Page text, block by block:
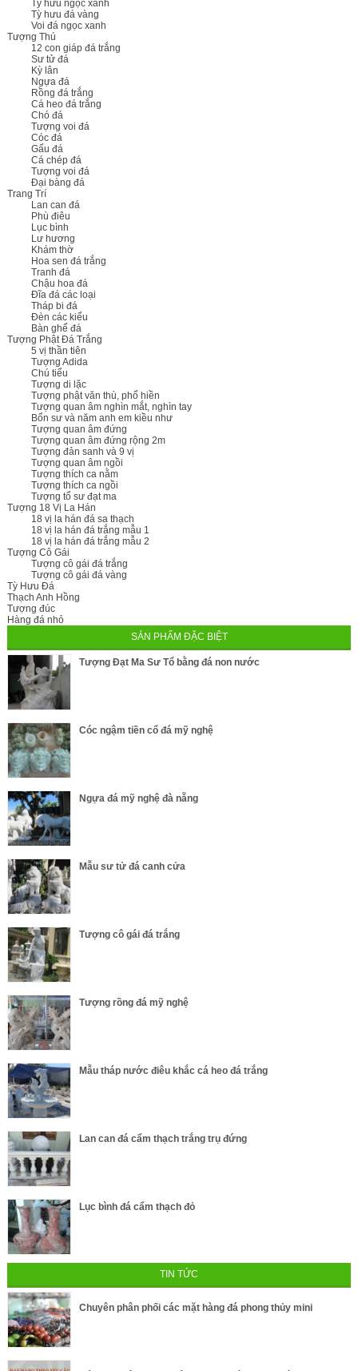
Tỳ hưu ngọc xanh
Tỳ hưu đá vàng
Voi đá ngọc xanh
Tượng Thú
12 con giáp đá trắng
Sư tử đá
Kỳ lân
Ngựa đá
Rồng đá trắng
Cá heo đá trắng
Chó đá
Tượng voi đá
Cóc đá
Gấu đá
Cá chép đá
Tượng voi đá
Đại bàng đá
Trang Trí
Lan can đá
Phù điêu
Lục bình
Lư hương
Khám thờ
Hoa sen đá trắng
Tranh đá
Chậu hoa đá
Đĩa đá các loại
Tháp bi đá
Đèn các kiểu
Bàn ghế đá
Tượng Phật Đá Trắng
5 vị thần tiên
Tượng Adida
Chú tiểu
Tượng di lặc
Tượng phật văn thù, phổ hiền
Tượng quan âm nghìn mắt, nghìn tay
Bổn sư và năm anh em kiều như
Tượng quan âm đứng
Tượng quan âm đứng rộng 2m
Tượng đản sanh và 9 vị
Tượng quan âm ngồi
Tượng thích ca nằm
Tượng thích ca ngồi
Tượng tổ sư đạt ma
Tượng 18 Vị La Hán
18 vị la hán đá sa thạch
18 vị la hán đá trắng mẫu 1
18 vị la hán đá trắng mẫu 2
Tượng Cô Gái
Tượng cô gái đá trắng
Tượng cô gái đá vàng
Tỳ Hưu Đá
Thạch Anh Hồng
Tượng đúc
Hàng đá nhỏ
SẢN PHẨM ĐẶC BIỆT
Tượng Đạt Ma Sư Tổ bằng đá non nước
Cóc ngậm tiền cổ đá mỹ nghệ
Ngựa đá mỹ nghệ đà nẵng
Mẫu sư tử đá canh cửa
Tượng cô gái đá trắng
Tượng rồng đá mỹ nghệ
Mẫu tháp nước điêu khắc cá heo đá trắng
Lan can đá cẩm thạch trắng trụ đứng
Lục bình đá cẩm thạch đỏ
TIN TỨC
Chuyên phân phối các mặt hàng đá phong thủy mini